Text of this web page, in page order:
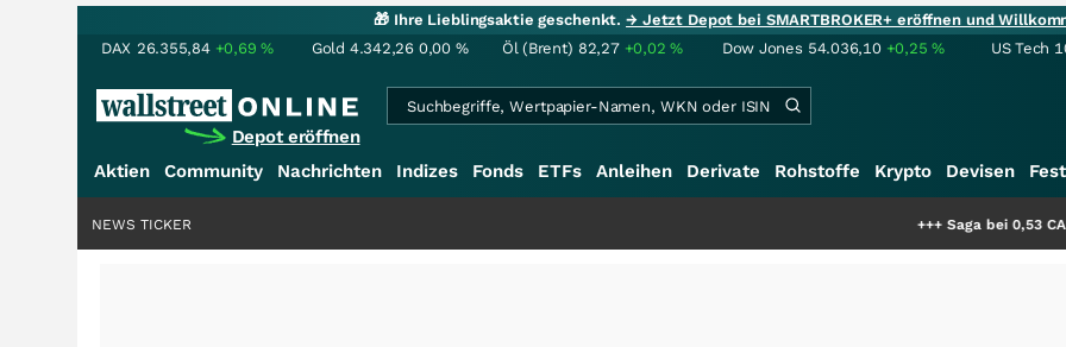
🎁 Ihre Lieblingsaktie geschenkt.→ Jetzt Depot bei SMARTBROKER+ eröffnen und
DAX 26.355,84 +0,69% Gold 4.342,26 0,00 % Öl (Brent) 82,27 +0,02% Dow Jones 54.036,10 +0,25% US Tech
Depot eröffnen
Aktien Community Nachrichten Indizes Fonds ETFs Anleihen Derivate Rohstoffe Krypto Devisen
Saga bei 0,53 CAD:
NEWS TICKER